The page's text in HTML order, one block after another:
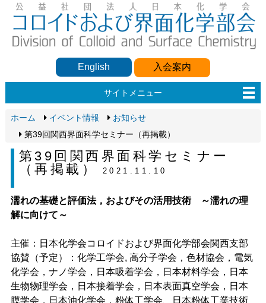
English 入会案内
サイトメニュー
ホーム イベント情報
お知らせ
第39回関西界面科学セミナー（再掲載）
第39回関西界面科学セミナー
（再掲載）
2021.11.10
濡れの基礎と評価法，およびその活用技術 ～濡れの理
解に向けて～
主催：日本化学会コロイドおよび界面化学部会関西支部
協賛（予定）：化学工学会, 高分子学会，色材協会，電気
化学会，ナノ学会，日本吸着学会，日本材料学会，日本
生物物理学会，日本接着学会，日本表面真空学会，日本
膜学会，日本油化学会，粉体工学会、日本粉体工業技術